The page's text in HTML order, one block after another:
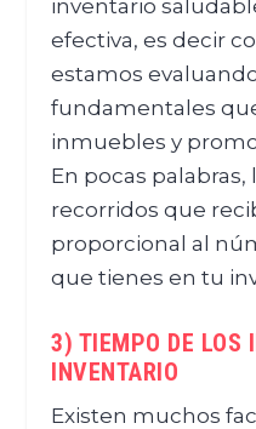
inventario
efectiva, es decir
estamos
fundamentales
inmuebles y
En pocas
recorridos que
proporcional al
que tienes en tu
3) TIEMPO DE LOS
INVENTARIO
Existen muchos